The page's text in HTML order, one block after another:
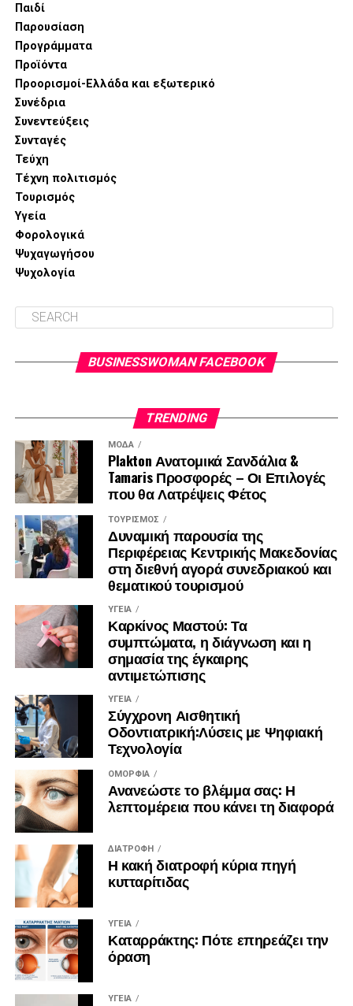
Παιδί
Παρουσίαση
Προγράμματα
Προϊόντα
Προορισμοί-Ελλάδα και εξωτερικό
Συνέδρια
Συνεντεύξεις
Συνταγές
Τεύχη
Τέχνη πολιτισμός
Τουρισμός
Υγεία
Φορολογικά
Ψυχαγωγήσου
Ψυχολογία
BUSINESSWOMAN FACEBOOK
TRENDING
ΜΌΔΑ
Plakton Ανατομικά Σανδάλια &
Tamaris Προσφορές – Οι Επιλογές
που θα Λατρέψεις Φέτος
ΤΟΥΡΙΣΜΌΣ
Δυναμική παρουσία της
Περιφέρειας Κεντρικής Μακεδονίας
στη διεθνή αγορά συνεδριακού και
θεματικού τουρισμού
ΥΓΕΊΑ
Καρκίνος Μαστού: Τα
συμπτώματα, η διάγνωση και η
σημασία της έγκαιρης
αντιμετώπισης
ΥΓΕΊΑ
Σύγχρονη Αισθητική
Οδοντιατρική:Λύσεις με Ψηφιακή
Τεχνολογία
ΟΜΟΡΦΙΆ
Ανανεώστε το βλέμμα σας: Η
λεπτομέρεια που κάνει τη διαφορά
ΔΙΑΤΡΟΦΉ
Η κακή διατροφή κύρια πηγή
κυτταρίτιδας
ΥΓΕΊΑ
Καταρράκτης: Πότε επηρεάζει την
όραση
ΥΓΕΊΑ